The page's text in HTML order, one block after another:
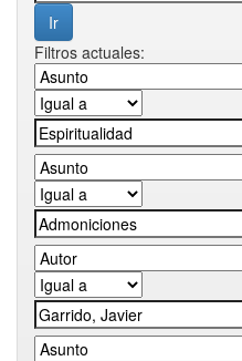
Filtros actuales: